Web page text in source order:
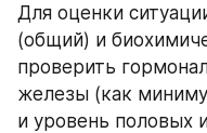
Для оценки
(общий) и
проверить
железы (как
и уровень половых